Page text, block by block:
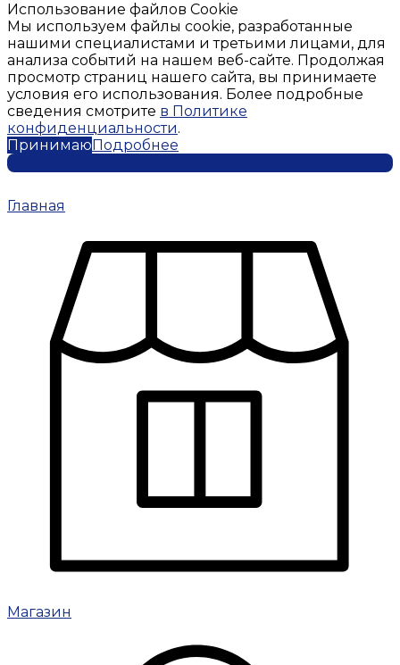
Использование файлов Cookie
Мы используем файлы cookie, разработанные
нашими специалистами и третьими лицами, для
анализа событий на нашем веб-сайте. Продолжая
просмотр страниц нашего сайта, вы принимаете
условия его использования. Более подробные
сведения смотрите в Политике
конфиденциальности.
ПринимаюПодробнее
Главная
Магазин